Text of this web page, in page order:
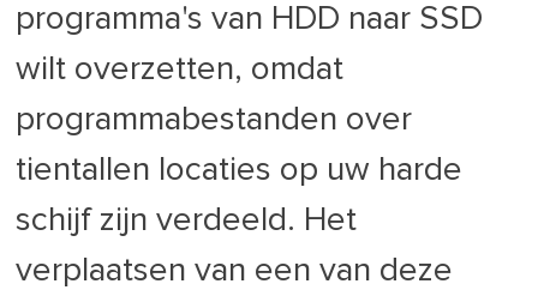
programma's van HDD naar SSD
wilt overzetten, omdat
programmabestanden over
tientallen locaties op uw harde
schijf zijn verdeeld. Het
verplaatsen van een van deze